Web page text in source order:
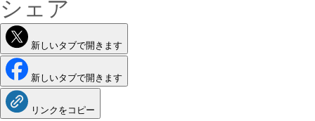
シェア
新しいタブで開きます
新しいタブで開きます
リンクをコピー